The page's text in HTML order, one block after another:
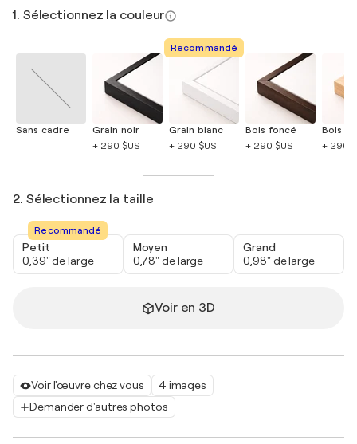
Voir l'œuvre chez vous
4 images
Demander d'autres photos
1. Sélectionnez la couleur
Sans cadre
Grain noir
+ 290 $US
Recommandé
Grain blanc
+ 290 $US
Bois foncé
+ 290 $US
Bois
+ 290
2. Sélectionnez la taille
Recommandé
Petit
0,39" de large
Moyen
0,78" de large
Grand
0,98" de large
Voir en 3D